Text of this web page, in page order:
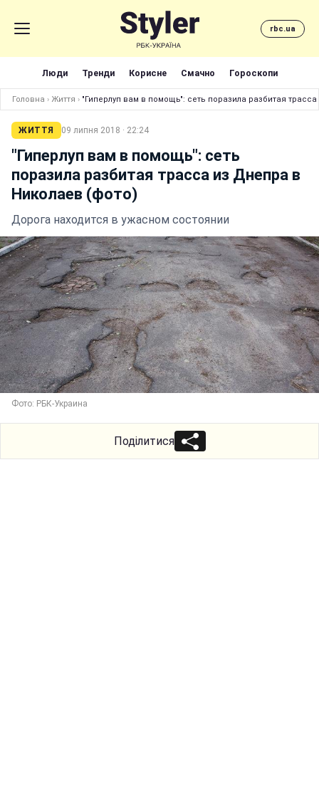
rbc.ua
Люди Тренди Корисне Смачно Гороскопи
Головна › Життя › "Гиперлуп вам в помощь": сеть поразила разбитая
ЖИТТЯ 09 липня 2018 · 22:24
"Гиперлуп вам в помощь": сеть
поразила разбитая трасса из Днепра в
Николаев (фото)
Дорога находится в ужасном состоянии
Фото: РБК-Украина
Поділитися